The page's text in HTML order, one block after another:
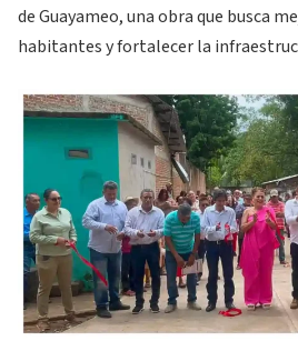
de Guayameo, una obra que busca
habitantes y fortalecer la